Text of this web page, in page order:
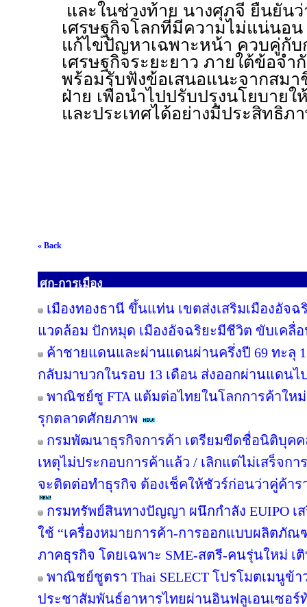
และในช่วงท้าย นางศุภจี ยืนยัน
เศรษฐกิจโลกที่มีความไม่แน่นอน
แก้ไขปัญหาเฉพาะหน้า ควบคู่กับ
เศรษฐกิจระยะยาว ภายใต้ข้อจ
พร้อมรับฟังข้อเสนอแนะจากสม
ฝ่าย เพื่อนำไปปรับปรุงนโยบาย
และประเทศได้อย่างมีประสิทธิภ
« Back
ศก-การเมือง
เมืองทองธานี ขึ้นแท่น เขตส่งเสริมเมืองอัจ
แวดล้อม ปักหมุด เมืองอัจฉริยะมีชีวิต ขับเคลื่อ
ค้าชายแดนและผ่านแดนผ่านครึ่งปี 69 ทะลุ
กลับมาบวกในรอบ 13 เดือน ส่งออกผ่านแดนไ
พาณิชย์ชู FTA แต้มต่อไทยในโลกการค้าใหม่
รุกตลาดศักยภาพ
กรมพัฒนาธุรกิจการค้า เตรียมขีดชื่อนิติบุคค
เหตุไม่ประกอบการค้าแล้ว / เลิกแต่ไม่เสร็จ
จะติดต่อทำธุรกิจ ต้องเช็คให้ชัวร์ก่อนว่าคู่ค้า
กรมทรัพย์สินทางปัญญา ผนึกกำลัง EUIPO เ
ใช้ “เครื่องหมายการค้า-การออกแบบผลิตภั
ภาคธุรกิจ โดยเฉพาะ SME-สตรี-คนรุ่นใหม่ เ
พาณิชย์ชูตรา Thai SELECT โปรโมตเมนูข้า
ประชาสัมพันธ์อาหารไทยผ่านอินฟลูเอนเซอร์